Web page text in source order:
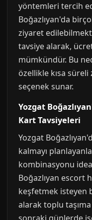
yöntemleri tercih
Boğazlıyan'da
ziyaret
tavsiye alarak,
mümkündür. Bu
özellikle kısa
seçenek sunar.
Yozgat
Kart Tavsiyeleri
Yozgat
kalmayı
kombinasyonu
Boğazlıyan escort
keşfetmek isteyen
alarak toplu